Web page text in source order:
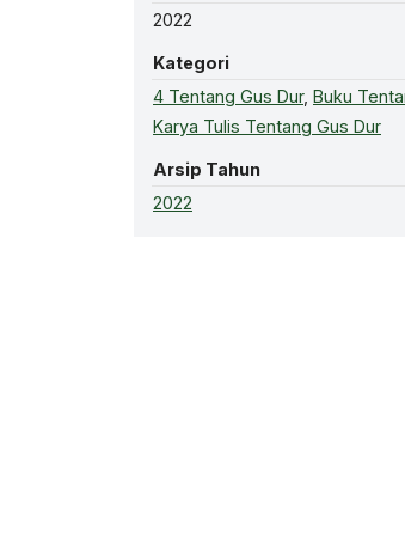
2022
Kategori
4 Tentang Gus Dur, Buku
Karya Tulis Tentang Gus Dur
Arsip Tahun
2022